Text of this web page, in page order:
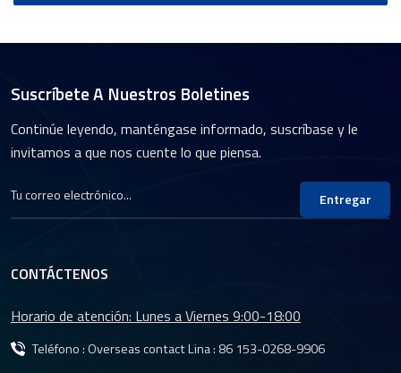
Suscríbete A Nuestros Boletines
Continúe leyendo, manténgase informado, suscríbase y le
invitamos a que nos cuente lo que piensa.
Entregar
CONTÁCTENOS
Horario de atención: Lunes a Viernes 9:00-18:00
Teléfono : Overseas contact Lina : 86 153-0268-9906